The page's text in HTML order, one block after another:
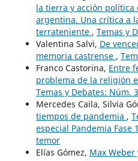
la tierra y acción
argentina. Una crítica a
terrateniente , Temas y
Valentina Salvi, De
memoria castrense ,
Franco Castorina, Entre
problema de la religión
Temas y Debates: Núm.
Mercedes Caila, Silvia
tiempos de pandemia ,
especial Pandemia
temor
Elías Gómez, Max